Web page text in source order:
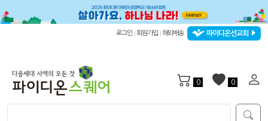
로그인 회원가입 해외배송 파이디온선교회
0 0